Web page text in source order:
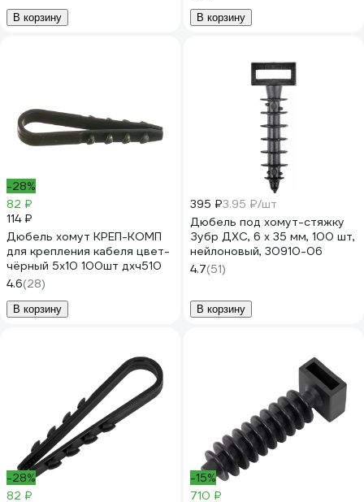
В корзину В корзину
-28%
82 ₽
114 ₽
Дюбель хомут КРЕП-КОМП
для крепления кабеля цвет-
чёрный 5х10 100шт дхч510
4.6(28)
В корзину
395 ₽3.95 ₽/шт
Дюбель под хомут-стяжку
Зубр ДХС, 6 x 35 мм, 100 шт,
нейлоновый, 30910-06
4.7(51)
В корзину
-28%
82 ₽
-15%
710 ₽